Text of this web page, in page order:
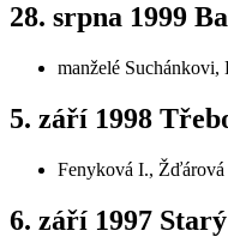
28. srpna 1999
manželé
5. září 1998
Fenyková I.,
6. září 1997